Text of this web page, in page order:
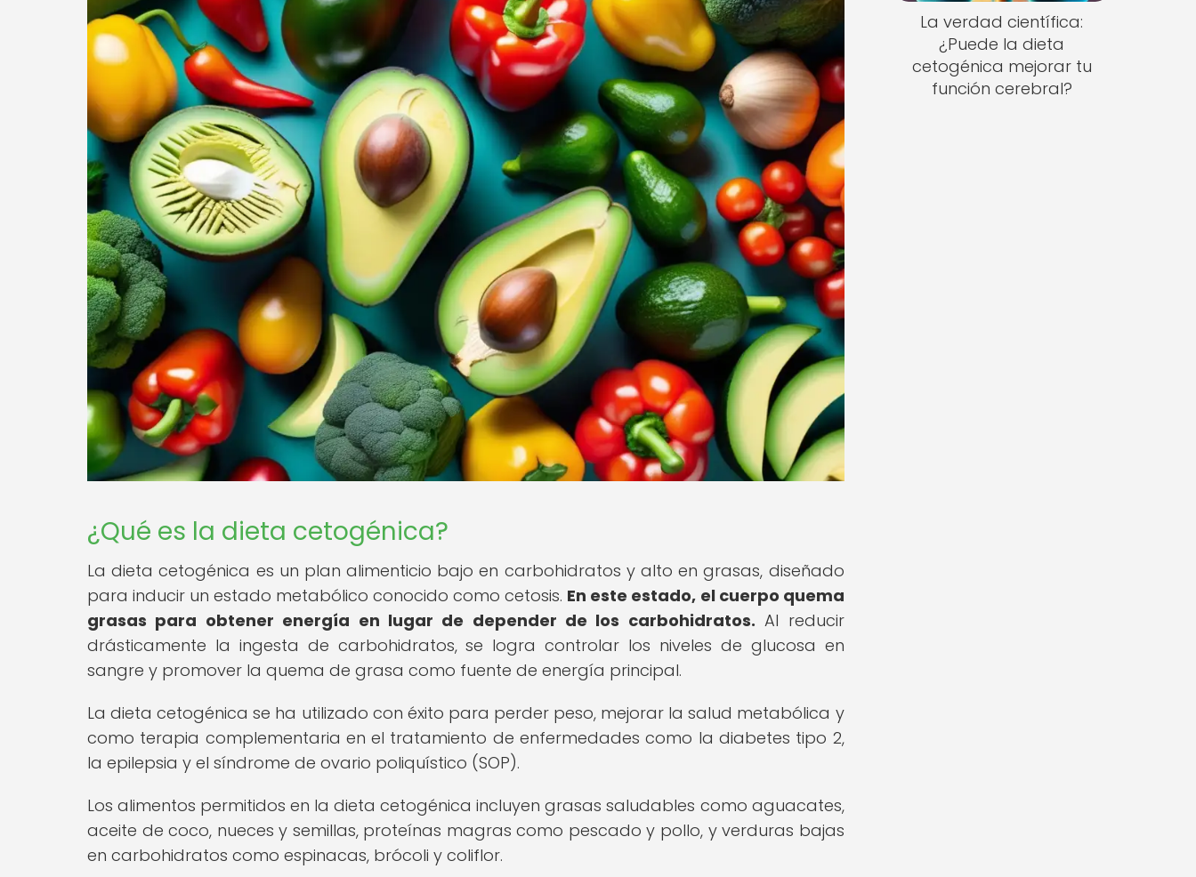
¿Qué es la dieta cetogénica?
La dieta cetogénica es un plan alimenticio bajo en carbohidratos y alto en grasas, diseñado
para inducir un estado metabólico conocido como cetosis. En este estado, el cuerpo quema
grasas para obtener energía en lugar de depender de los carbohidratos. Al reducir
drásticamente la ingesta de carbohidratos, se logra controlar los niveles de glucosa en
sangre y promover la quema de grasa como fuente de energía principal.
La dieta cetogénica se ha utilizado con éxito para perder peso, mejorar la salud metabólica y
como terapia complementaria en el tratamiento de enfermedades como la diabetes tipo 2,
la epilepsia y el síndrome de ovario poliquístico (SOP).
Los alimentos permitidos en la dieta cetogénica incluyen grasas saludables como aguacates,
aceite de coco, nueces y semillas, proteínas magras como pescado y pollo, y verduras bajas
en carbohidratos como espinacas, brócoli y coliflor.
La verdad científica:
¿Puede la dieta
cetogénica mejorar tu
función cerebral?